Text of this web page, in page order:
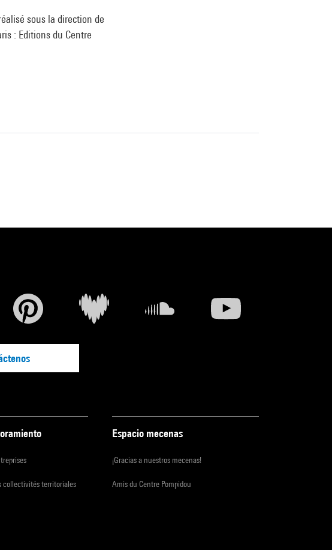
sous la direction de
: Editions du Centre
collectivités territoriales
Espacio mecenas
¡Gracias a nuestros mecenas!
Amis du Centre Pompidou